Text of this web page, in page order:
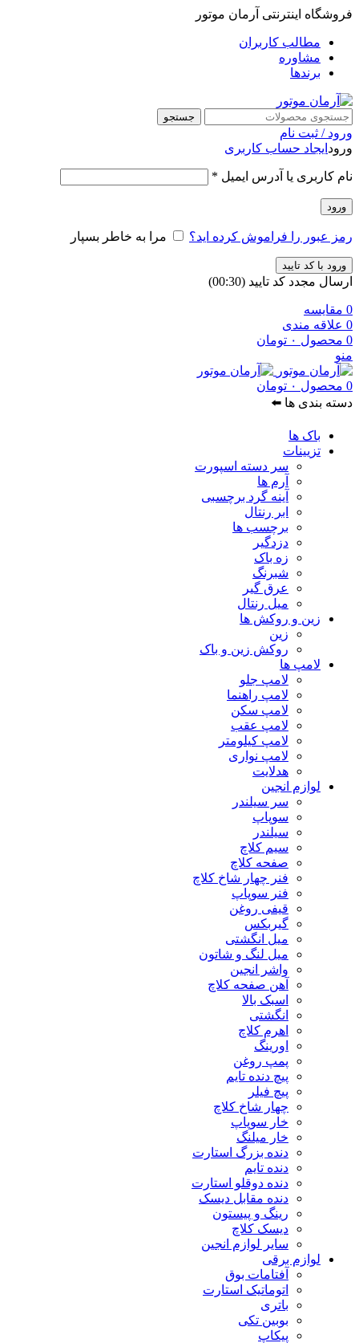
فروشگاه اینترنتی آرمان موتور
مطالب کاربران
مشاوره
برندها
جستجو
ورود / ثبت نام
ورود ایجاد حساب کاربری
نام کاربری یا آدرس ایمیل *
ورود
رمز عبور را فراموش کرده اید؟ مرا به خاطر بسپار
ورود با کد تایید
ارسال مجدد کد تایید (00:
30
)
0 مقایسه
0 علاقه مندی
0 محصول ۰ تومان
منو
0 محصول ۰ تومان
دسته بندی ها ⬅️
باک ها
تزیینات
سر دسته اسپورت
آرم ها
آینه گرد برچسبی
ابر رنتال
برچسب ها
دزدگیر
زه باک
شبرنگ
عرق گیر
میل رنتال
زین و روکش ها
زین
روکش زین و باک
لامپ ها
لامپ جلو
لامپ راهنما
لامپ سکن
لامپ عقب
لامپ کیلومتر
لامپ نواری
هدلایت
لوازم انجین
سر سیلندر
سوپاپ
سیلندر
سیم کلاچ
صفحه کلاچ
فنر چهار شاخ کلاچ
فنر سوپاپ
قیفی روغن
گیربکس
میل انگشتی
میل لنگ و شاتون
واشر انجین
آهن صفحه کلاچ
اسبک بالا
انگشتی
اهرم کلاچ
اورینگ
پمپ روغن
پیچ دنده تایم
پیچ فیلر
چهار شاخ کلاچ
خار سوپاپ
خار میلنگ
دنده بزرگ استارت
دنده تایم
دنده دوقلو استارت
دنده مقابل دیسک
رینگ و پیستون
دیسک کلاچ
سایر لوازم انجین
لوازم برقی
آفتامات بوق
اتوماتیک استارت
باتری
بوبین تکی
پیکاپ